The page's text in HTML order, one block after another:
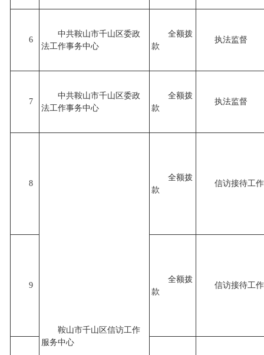
6
中共鞍山市千山区委政
法工作事务中心
全额拨
款
执法监督
7
中共鞍山市千山区委政
法工作事务中心
全额拨
款
执法监督
8
鞍山市千山区信访工作
服务中心
全额拨
款
信访接待工
9
全额拨
款
信访接待工